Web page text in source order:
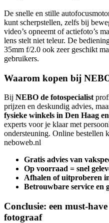
De snelle en stille
kunt scherpstellen, zelfs bij
video’s opneemt of actiefoto’s
lens stelt niet teleur. De
35mm f/2.0 ook zeer geschikt
gebruikers.
Waarom kopen bij
Bij NEBO de fotospecialist
prijzen en deskundig advies,
fysieke winkels in Den Haag
experts voor je klaar met
ondersteuning. Online bestellen
neboweb.nl
Gratis advies van
Op voorraad = snel
Afhalen of uitproberen
Betrouwbare service en
Conclusie: een must-
fotograaf